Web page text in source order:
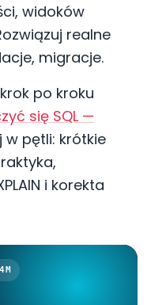
widoków
realne
migracje.
po kroku
się SQL —
w pętli: krótkie
i korekta